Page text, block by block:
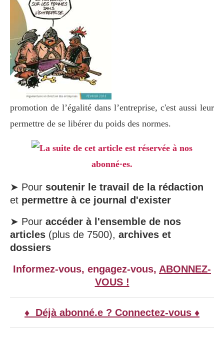
promotion de l’égalité dans l’entreprise, c'est aussi leur
permettre de se libérer du poids des normes.
La suite de cet article est réservée à nos
abonné·es.
➤ Pour soutenir le travail de la rédaction
et permettre à ce journal d'exister
➤ Pour accéder à l'ensemble de nos
articles (plus de 7500), archives et
dossiers
Informez-vous, engagez-vous, ABONNEZ-
VOUS !
♦ Déjà abonné.e ? Connectez-vous ♦